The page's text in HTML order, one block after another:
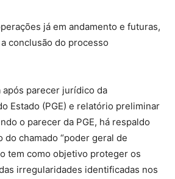
já em andamento e futuras,
conclusão do processo
após parecer jurídico da
Estado (PGE) e relatório preliminar
o parecer da PGE, há respaldo
do chamado “poder geral de
tem como objetivo proteger os
irregularidades identificadas nos